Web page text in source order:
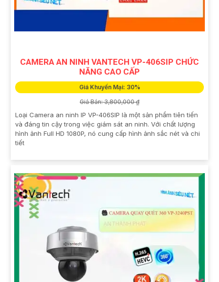
CAMERA AN NINH VANTECH VP-406SIP CHỨC
NĂNG CAO CẤP
Giá Khuyến Mại: 30%
Giá Bán: 3,800,000 ₫
Loại Camera an ninh IP VP-406SIP là một sản phẩm tiên tiến
và đáng tin cậy trong việc giám sát an ninh. Với chất lượng
hình ảnh Full HD 1080P, nó cung cấp hình ảnh sắc nét và chi
tiết